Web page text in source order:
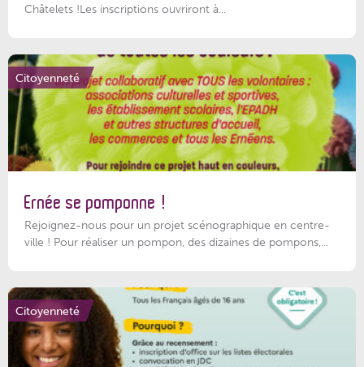
Châtelets !Les inscriptions ouvriront à...
Citoyenneté
Ernée se pomponne !
Rejoignez-nous pour un projet scénographique en centre-
ville ! Pour réaliser un pompon, des dizaines de pompons,...
Citoyenneté